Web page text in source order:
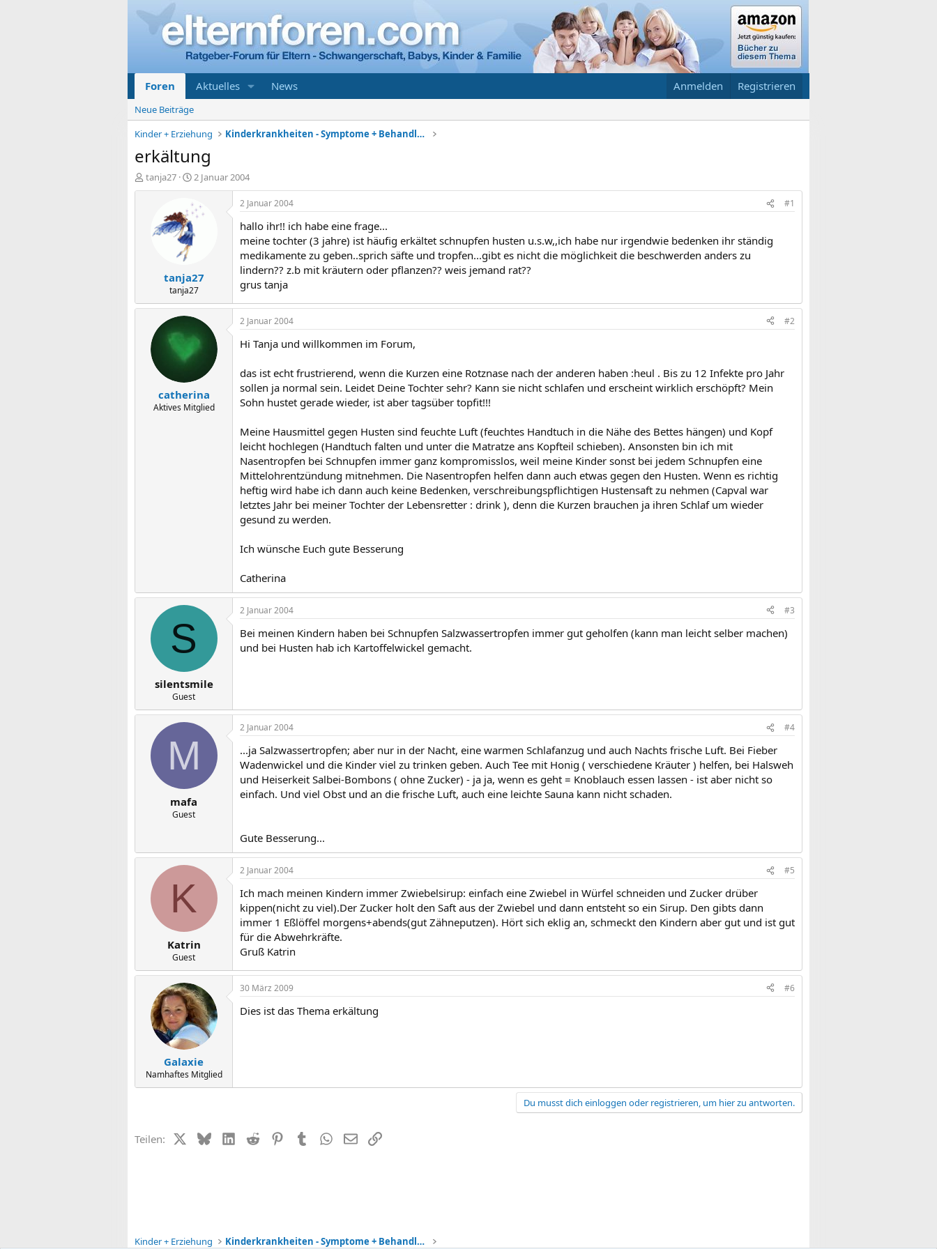
Foren Aktuelles News Anmelden Registrieren
Neue Beiträge
Kinder + Erziehung
Kinderkrankheiten - Symptome + Behandlung
erkältung
E
r
tanja27
E
r
t
l
a
m
2 Januar 2004
tanja27
tanja27
2 Januar 2004 #1
hallo ihr!! ich habe eine frage...
meine tochter (3 jahre) ist häufig erkältet schnupfen husten u.s.w,,ich habe nur irgendwie bedenken ihr ständig
medikamente zu geben..sprich säfte und tropfen...gibt es nicht die möglichkeit die beschwerden anders zu
lindern?? z.b mit kräutern oder pflanzen?? weis jemand rat??
grus tanja
catherina
Aktives Mitglied
2 Januar 2004 #2
Hi Tanja und willkommen im Forum,
das ist echt frustrierend, wenn die Kurzen eine Rotznase nach der anderen haben :heul . Bis zu 12 Infekte pro Jahr
sollen ja normal sein. Leidet Deine Tochter sehr? Kann sie nicht schlafen und erscheint wirklich erschöpft? Mein
Sohn hustet gerade wieder, ist aber tagsüber topfit!!!
Meine Hausmittel gegen Husten sind feuchte Luft (feuchtes Handtuch in die Nähe des Bettes hängen) und Kopf
leicht hochlegen (Handtuch falten und unter die Matratze ans Kopfteil schieben). Ansonsten bin ich mit
Nasentropfen bei Schnupfen immer ganz kompromisslos, weil meine Kinder sonst bei jedem Schnupfen eine
Mittelohrentzündung mitnehmen. Die Nasentropfen helfen dann auch etwas gegen den Husten. Wenn es richtig
heftig wird habe ich dann auch keine Bedenken, verschreibungspflichtigen Hustensaft zu nehmen (Capval war
letztes Jahr bei meiner Tochter der Lebensretter : drink ), denn die Kurzen brauchen ja ihren Schlaf um wieder
gesund zu werden.
Ich wünsche Euch gute Besserung
Catherina
S
silentsmile
Guest
2 Januar 2004 #3
Bei meinen Kindern haben bei Schnupfen Salzwassertropfen immer gut geholfen (kann man leicht selber machen)
und bei Husten hab ich Kartoffelwickel gemacht.
M
mafa
Guest
2 Januar 2004 #4
...ja Salzwassertropfen; aber nur in der Nacht, eine warmen Schlafanzug und auch Nachts frische Luft. Bei Fieber
Wadenwickel und die Kinder viel zu trinken geben. Auch Tee mit Honig ( verschiedene Kräuter ) helfen, bei Halsweh
und Heiserkeit Salbei-Bombons ( ohne Zucker) - ja ja, wenn es geht = Knoblauch essen lassen - ist aber nicht so
einfach. Und viel Obst und an die frische Luft, auch eine leichte Sauna kann nicht schaden.
Gute Besserung...
K
Katrin
Guest
2 Januar 2004 #5
Ich mach meinen Kindern immer Zwiebelsirup: einfach eine Zwiebel in Würfel schneiden und Zucker drüber
kippen(nicht zu viel).Der Zucker holt den Saft aus der Zwiebel und dann entsteht so ein Sirup. Den gibts dann
immer 1 Eßlöffel morgens+abends(gut Zähneputzen). Hört sich eklig an, schmeckt den Kindern aber gut und ist gut
für die Abwehrkräfte.
Gruß Katrin
Galaxie
Namhaftes Mitglied
30 März 2009 #6
Dies ist das Thema erkältung
Du musst dich einloggen oder registrieren, um hier zu antworten.
Teilen: X (Twitter)
BlueskyLinkedIn
Reddit PinterestTumblrWhatsApp
E-MailLink
Kinder + Erziehung Kinderkrankheiten - Symptome + Behandlung